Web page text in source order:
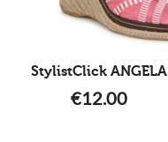
StylistClick ANGELA
€12.00